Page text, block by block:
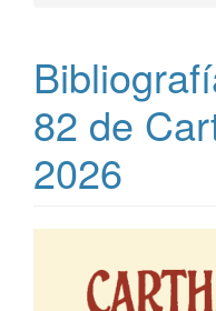
82 de
2026